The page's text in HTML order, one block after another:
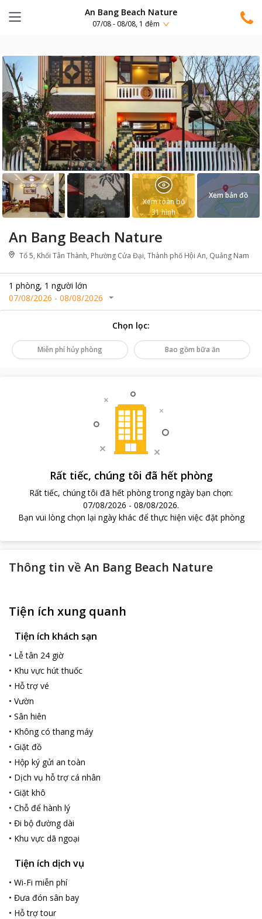
An Bang Beach Nature
07/08 - 08/08, 1 đêm
An Bang Beach Nature
Tổ 5, Khối Tân Thành, Phường Cửa Đại, Thành phố Hội An, Quảng Nam
1 phòng, 1 người lớn
07/08/2026 - 08/08/2026
Xem toàn bộ
31hình
Xem bản đồ
Chọn lọc:
Miễn phí hủy phòng Bao gồm bữa ăn
Rất tiếc, chúng tôi đã hết phòng
Rất tiếc, chúng tôi đã hết phòng trong ngày bạn chọn:
07/08/2026 - 08/08/2026.
Bạn vui lòng chọn lại ngày khác để thực hiện việc đặt phòng
Thông tin về An Bang Beach Nature
Tiện ích xung quanh
Tiện ích khách sạn
• Lễ tân 24 giờ
• Khu vực hút thuốc
• Hỗ trợ vé
• Vườn
• Sân hiên
• Không có thang máy
• Giặt đồ
• Hộp ký gửi an toàn
• Dịch vụ hỗ trợ cá nhân
• Giặt khô
• Chỗ để hành lý
• Đi bộ đường dài
• Khu vực dã ngoại
Tiện ích dịch vụ
• Wi-Fi miễn phí
• Đưa đón sân bay
• Hỗ trợ tour